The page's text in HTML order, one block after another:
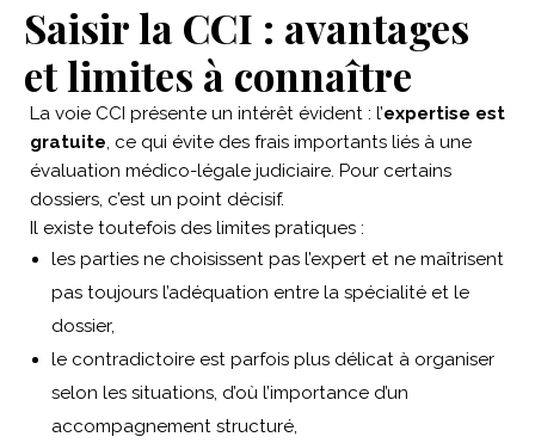
Saisir la CCI : avantages
et limites à connaître
La voie CCI présente un intérêt évident : l’expertise est
gratuite, ce qui évite des frais importants liés à une
évaluation médico-légale judiciaire. Pour certains
dossiers, c’est un point décisif.
Il existe toutefois des limites pratiques :
les parties ne choisissent pas l’expert et ne maîtrisent
pas toujours l’adéquation entre la spécialité et le
dossier,
le contradictoire est parfois plus délicat à organiser
selon les situations, d’où l’importance d’un
accompagnement structuré,